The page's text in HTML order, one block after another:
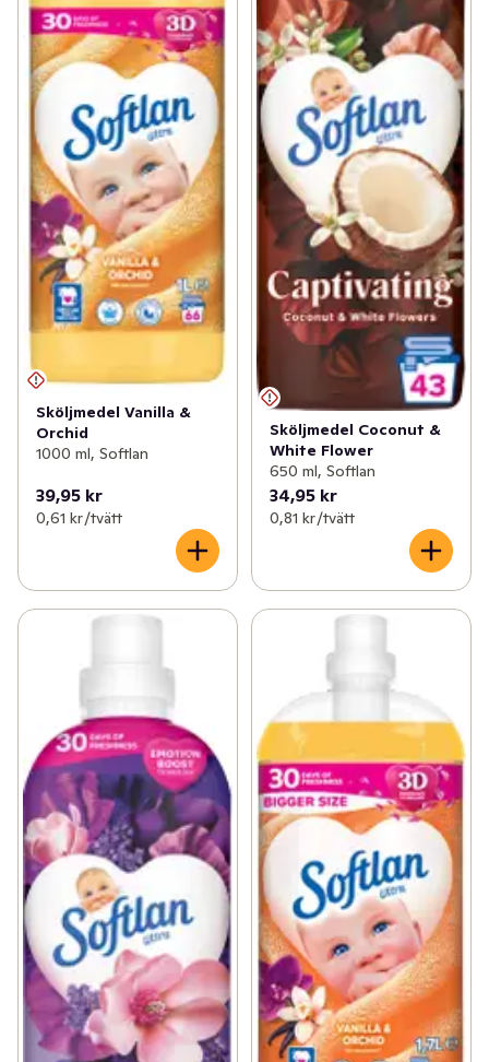
Sköljmedel Vanilla &
Orchid
1000 ml, Softlan
39,95 kr
0,61 kr /tvätt
Sköljmedel Coconut &
White Flower
650 ml, Softlan
34,95 kr
0,81 kr /tvätt